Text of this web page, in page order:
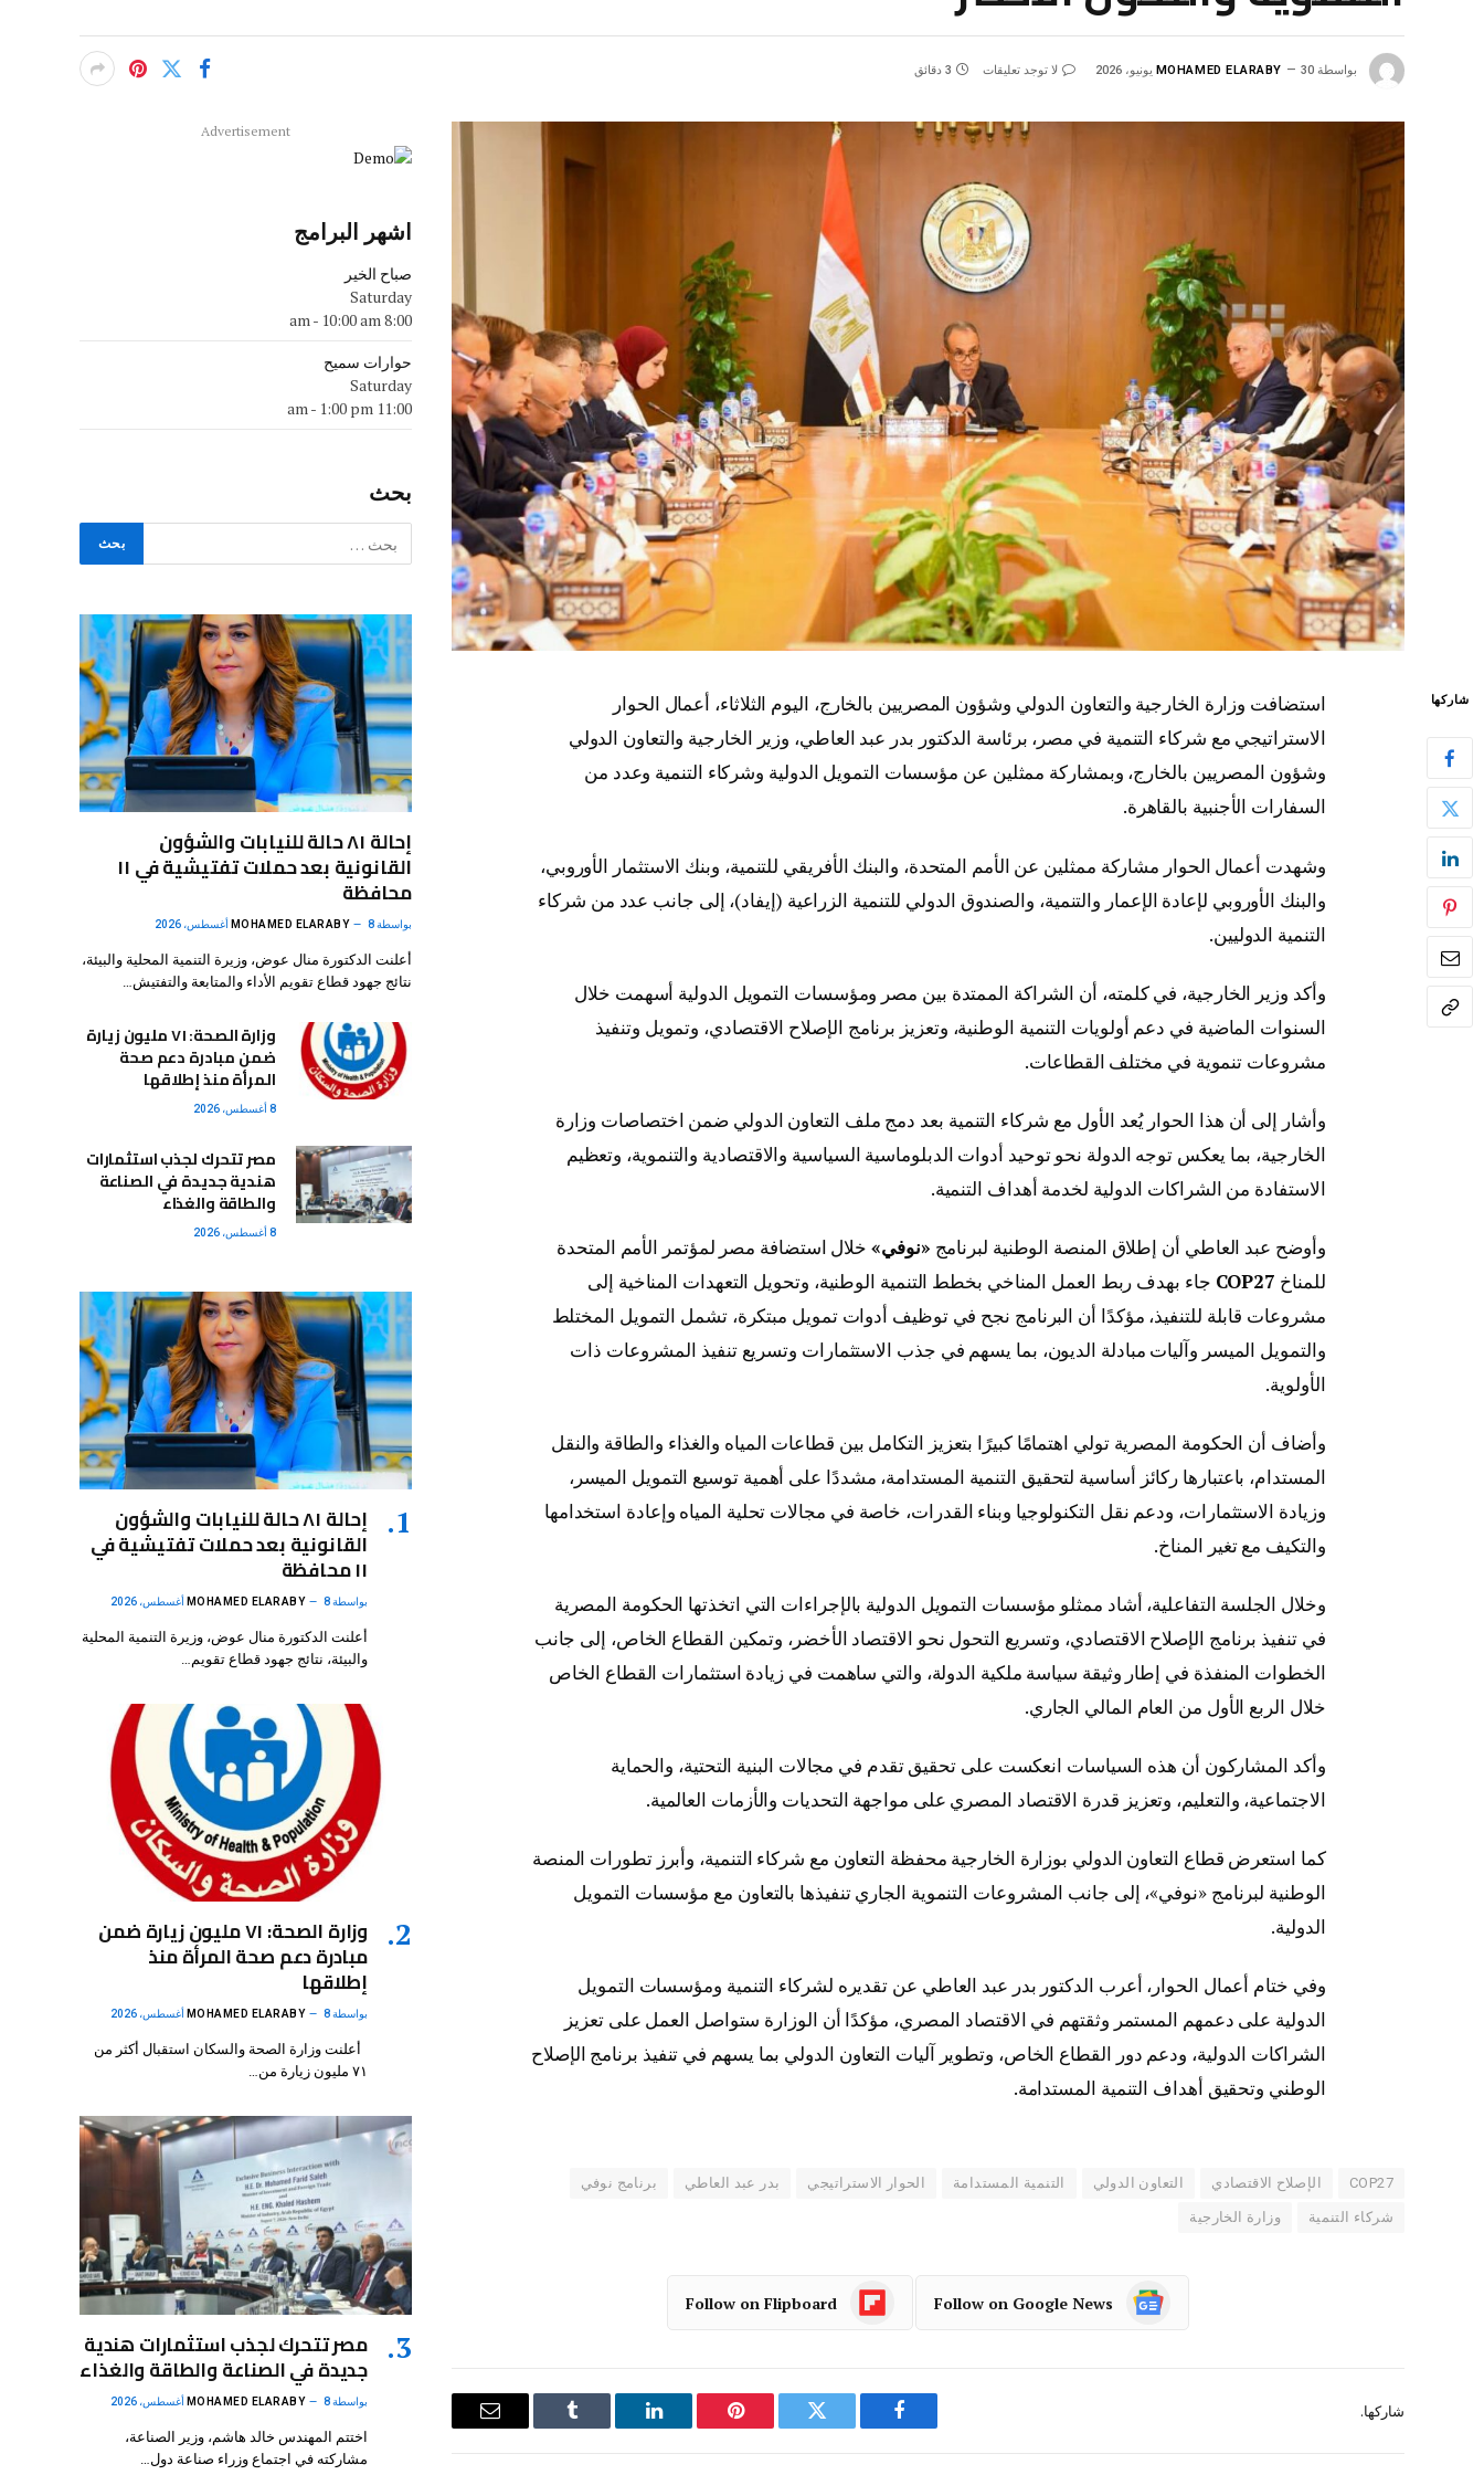
بواسطة MOHAMED ELARABY 30 يونيو، 2026 لا توجد تعليقات 3 دقائق
شاركها
استضافت وزارة الخارجية والتعاون الدولي وشؤون المصريين بالخارج، اليوم الثلاثاء، أعمال الحوار
الاستراتيجي مع شركاء التنمية في مصر، برئاسة الدكتور بدر عبد العاطي، وزير الخارجية والتعاون الدولي
وشؤون المصريين بالخارج، وبمشاركة ممثلين عن مؤسسات التمويل الدولية وشركاء التنمية وعدد من
السفارات الأجنبية بالقاهرة.
وشهدت أعمال الحوار مشاركة ممثلين عن الأمم المتحدة، والبنك الأفريقي للتنمية، وبنك الاستثمار الأوروبي،
والبنك الأوروبي لإعادة الإعمار والتنمية، والصندوق الدولي للتنمية الزراعية (إيفاد)، إلى جانب عدد من شركاء
التنمية الدوليين.
وأكد وزير الخارجية، في كلمته، أن الشراكة الممتدة بين مصر ومؤسسات التمويل الدولية أسهمت خلال
السنوات الماضية في دعم أولويات التنمية الوطنية، وتعزيز برنامج الإصلاح الاقتصادي، وتمويل وتنفيذ
مشروعات تنموية في مختلف القطاعات.
وأشار إلى أن هذا الحوار يُعد الأول مع شركاء التنمية بعد دمج ملف التعاون الدولي ضمن اختصاصات وزارة
الخارجية، بما يعكس توجه الدولة نحو توحيد أدوات الدبلوماسية السياسية والاقتصادية والتنموية، وتعظيم
الاستفادة من الشراكات الدولية لخدمة أهداف التنمية.
وأوضح عبد العاطي أن إطلاق المنصة الوطنية لبرنامج «نوفي»خلال استضافة مصر لمؤتمر الأمم المتحدة
للمناخ COP27 جاء بهدف ربط العمل المناخي بخطط التنمية الوطنية، وتحويل التعهدات المناخية إلى
مشروعات قابلة للتنفيذ، مؤكدًا أن البرنامج نجح في توظيف أدوات تمويل مبتكرة، تشمل التمويل المختلط
والتمويل الميسر وآليات مبادلة الديون، بما يسهم في جذب الاستثمارات وتسريع تنفيذ المشروعات ذات
الأولوية.
وأضاف أن الحكومة المصرية تولي اهتمامًا كبيرًا بتعزيز التكامل بين قطاعات المياه والغذاء والطاقة والنقل
المستدام، باعتبارها ركائز أساسية لتحقيق التنمية المستدامة، مشددًا على أهمية توسيع التمويل الميسر،
وزيادة الاستثمارات، ودعم نقل التكنولوجيا وبناء القدرات، خاصة في مجالات تحلية المياه وإعادة استخدامها
والتكيف مع تغير المناخ.
وخلال الجلسة التفاعلية، أشاد ممثلو مؤسسات التمويل الدولية بالإجراءات التي اتخذتها الحكومة المصرية
في تنفيذ برنامج الإصلاح الاقتصادي، وتسريع التحول نحو الاقتصاد الأخضر، وتمكين القطاع الخاص، إلى جانب
الخطوات المنفذة في إطار وثيقة سياسة ملكية الدولة، والتي ساهمت في زيادة استثمارات القطاع الخاص
خلال الربع الأول من العام المالي الجاري.
وأكد المشاركون أن هذه السياسات انعكست على تحقيق تقدم في مجالات البنية التحتية، والحماية
الاجتماعية، والتعليم، وتعزيز قدرة الاقتصاد المصري على مواجهة التحديات والأزمات العالمية.
كما استعرض قطاع التعاون الدولي بوزارة الخارجية محفظة التعاون مع شركاء التنمية، وأبرز تطورات المنصة
الوطنية لبرنامج «نوفي»، إلى جانب المشروعات التنموية الجاري تنفيذها بالتعاون مع مؤسسات التمويل
الدولية.
وفي ختام أعمال الحوار، أعرب الدكتور بدر عبد العاطي عن تقديره لشركاء التنمية ومؤسسات التمويل
الدولية على دعمهم المستمر وثقتهم في الاقتصاد المصري، مؤكدًا أن الوزارة ستواصل العمل على تعزيز
الشراكات الدولية، ودعم دور القطاع الخاص، وتطوير آليات التعاون الدولي بما يسهم في تنفيذ برنامج الإصلاح
الوطني وتحقيق أهداف التنمية المستدامة.
COP27 الإصلاح الاقتصادي التعاون الدولي التنمية المستدامة الحوار الاستراتيجي بدر عبد العاطي برنامج نوفي
شركاء التنمية وزارة الخارجية
Follow on Google News
Follow on Flipboard
شاركها.
فيسبوك
تويتر بينتيريستلينكدإن Tumblr
البريد
Advertisement
اشهر البرامج
صباح الخير
Saturday
8:00 am
- 10:00 am
حوارات سميح
Saturday
11:00 am
- 1:00 pm
بحث
إحالة ٨١ حالة للنيابات والشؤون
القانونية بعد حملات تفتيشية في ١١
محافظة
بواسطة MOHAMED ELARABY 8 أغسطس، 2026
أعلنت الدكتورة منال عوض، وزيرة التنمية المحلية والبيئة،
نتائج جهود قطاع تقويم الأداء والمتابعة والتفتيش…
وزارة الصحة: ٧١ مليون زيارة
ضمن مبادرة دعم صحة
المرأة منذ إطلاقها
8 أغسطس، 2026
مصر تتحرك لجذب استثمارات
هندية جديدة في الصناعة
والطاقة والغذاء
8 أغسطس، 2026
إحالة ٨١ حالة للنيابات والشؤون
القانونية بعد حملات تفتيشية في
١١ محافظة
بواسطة MOHAMED ELARABY 8 أغسطس، 2026
أعلنت الدكتورة منال عوض، وزيرة التنمية المحلية
والبيئة، نتائج جهود قطاع تقويم…
وزارة الصحة: ٧١ مليون زيارة ضمن
مبادرة دعم صحة المرأة منذ
إطلاقها
بواسطة MOHAMED ELARABY 8 أغسطس، 2026
أعلنت وزارة الصحة والسكان استقبال أكثر من
٧١ مليون زيارة من…
مصر تتحرك لجذب استثمارات هندية
جديدة في الصناعة والطاقة والغذاء
بواسطة MOHAMED ELARABY 8 أغسطس، 2026
اختتم المهندس خالد هاشم، وزير الصناعة،
مشاركته في اجتماع وزراء صناعة دول…